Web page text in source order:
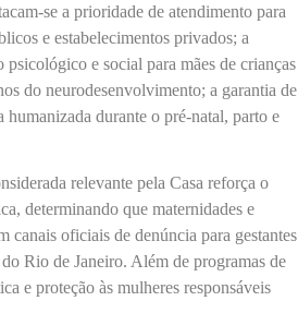
se a prioridade de atendimento para
e estabelecimentos privados; a
e social para mães de crianças
do neurodesenvolvimento; a garantia de
humanizada durante o pré-natal, parto e
relevante pela Casa reforça o
determinando que maternidades e
canais oficiais de denúncia para gestantes
Rio de Janeiro. Além de programas de
e proteção às mulheres responsáveis